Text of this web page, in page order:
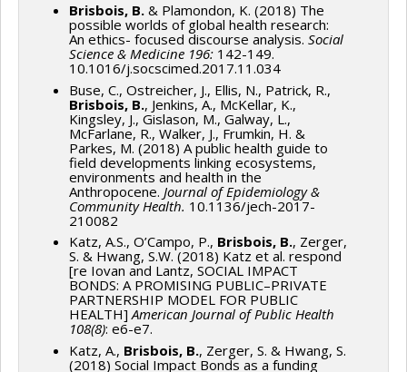
Brisbois, B. & Plamondon, K. (2018) The
possible worlds of global health research:
An ethics- focused discourse analysis. Social
Science & Medicine 196: 142-149.
10.1016/j.socscimed.2017.11.034
Buse, C., Ostreicher, J., Ellis, N., Patrick, R.,
Brisbois, B., Jenkins, A., McKellar, K.,
Kingsley, J., Gislason, M., Galway, L.,
McFarlane, R., Walker, J., Frumkin, H. &
Parkes, M. (2018) A public health guide to
field developments linking ecosystems,
environments and health in the
Anthropocene. Journal of Epidemiology &
Community Health. 10.1136/jech-2017-
210082
Katz, A.S., O’Campo, P., Brisbois, B., Zerger,
S. & Hwang, S.W. (2018) Katz et al. respond
[re Iovan and Lantz, SOCIAL IMPACT
BONDS: A PROMISING PUBLIC–PRIVATE
PARTNERSHIP MODEL FOR PUBLIC
HEALTH]American Journal of Public Health
108(8): e6-e7.
Katz, A., Brisbois, B., Zerger, S. & Hwang, S.
(2018) Social Impact Bonds as a funding